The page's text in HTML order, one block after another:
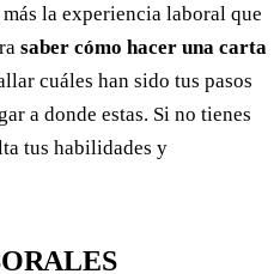
la experiencia laboral que
saber cómo hacer una carta
cuáles han sido tus pasos
a donde estas. Si no tienes
tus habilidades y